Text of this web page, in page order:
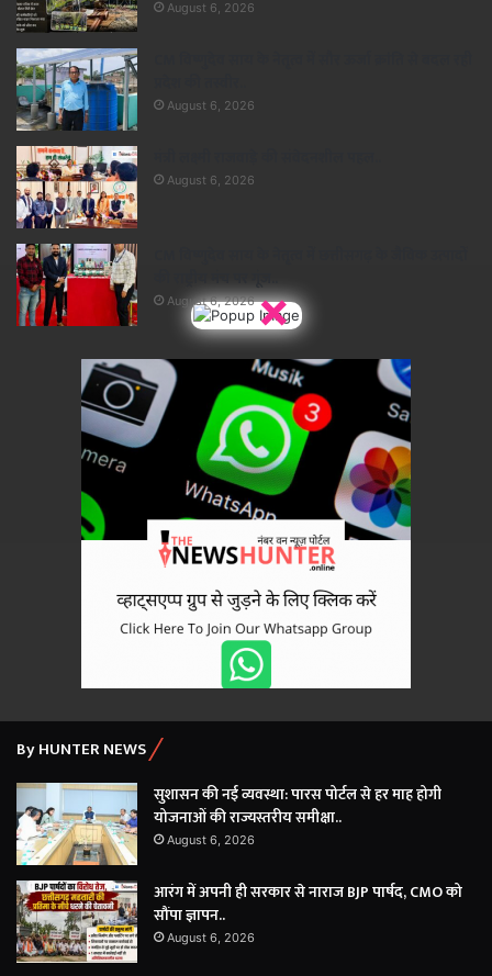
×
August 6, 2026
August 6, 2026
August 6, 2026
August 6, 2026
By HUNTER NEWS
सुशासन की नई व्यवस्था: पारस पोर्टल से हर माह होगी
योजनाओं की राज्यस्तरीय समीक्षा..
August 6, 2026
आरंग में अपनी ही सरकार से नाराज BJP पार्षद, CMO को
सौंपा ज्ञापन..
August 6, 2026